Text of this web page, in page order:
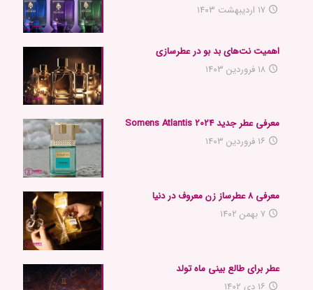
۱۷ اردیبهشت ۱۴۰۳
اهمیت نت‌های بد بو در عطرسازی
۱۸ فروردین ۱۴۰۳
معرفی عطر جدید 2024 Somens Atlantis
۱۶ فروردین ۱۴۰۳
معرفی ۸ عطرساز زن معروف در دنیا
۷ بهمن ۱۴۰۲
عطر برای طالع بینی ماه تولد
۱۶ دی ۱۴۰۲